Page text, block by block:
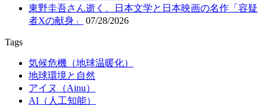
東野圭吾さん逝く、日本文学と日本映画の名作「容疑
者Xの献身」
07/28/2026
Tags
気候危機（地球温暖化）
地球環境と自然
アイヌ（Ainu）
AI（人工知能）